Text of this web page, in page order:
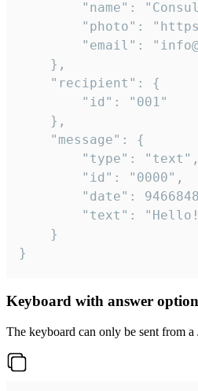
}
Keyboard with answer
The keyboard can only be sent from